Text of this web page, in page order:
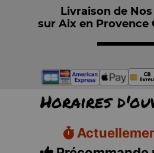
Livraison de
sur Aix en Provence
Horaires